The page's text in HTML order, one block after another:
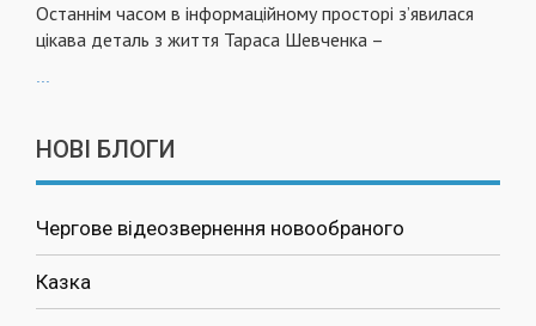
Останнім часом в інформаційному просторі з’явилася
цікава деталь з життя Тараса Шевченка –
...
НОВІ БЛОГИ
Чергове відеозвернення новообраного
Казка